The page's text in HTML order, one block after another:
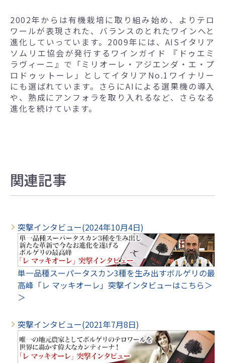
2002年からは有機栽培に取り組み始め、よりテロ
ワールが表現された、バランスのとれたワインへと
進化していっています。2009年には、AISイタリア
ソムリエ協会が発行するワインガイド 『ドゥエミ
ラヴィーニ』で「ミリオーレ・アジエンダ・エ・プ
ロドゥットーレ」としてイタリアNo.1ワイナリー
にも選ばれています。さらにAIによる選果機の導入
や、熟成にアンフォラを取り入れるなど、さらなる
進化を続けています。
関連記事
突撃インタビュー(2024年10月4日)
単一品種スーパータスカン3種を生み出すボルゲリの最
高峰「レ マッキオーレ」突撃インタビューはこちら＞
＞
突撃インタビュー(2021年7月8日)